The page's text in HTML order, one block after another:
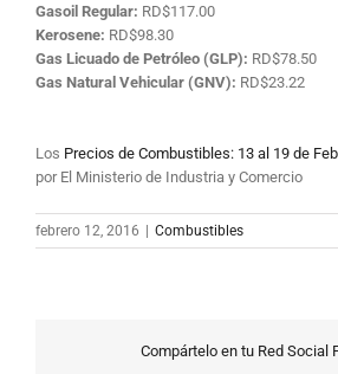
Gasoil Regular: RD$117.00
Kerosene: RD$98.30
Gas Licuado de Petróleo (GLP): RD$78.50
Gas Natural Vehicular (GNV): RD$23.22
Los Precios de Combustibles: 13 al 19 de
por El Ministerio de Industria y Comercio
febrero 12, 2016 | Combustibles
Compártelo en tu Red Social